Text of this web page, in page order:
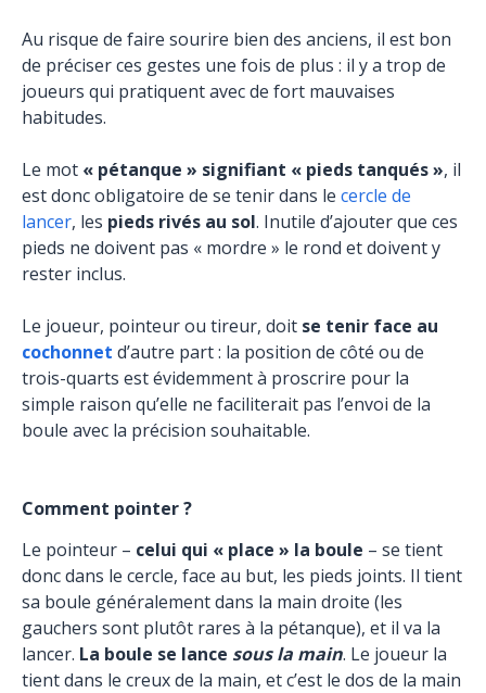
Au risque de faire sourire bien des anciens, il est bon
de préciser ces gestes une fois de plus : il y a trop de
joueurs qui pratiquent avec de fort mauvaises
habitudes.
Le mot « pétanque » signifiant « pieds tanqués », il
est donc obligatoire de se tenir dans le cercle de
lancer, les pieds rivés au sol. Inutile d’ajouter que ces
pieds ne doivent pas « mordre » le rond et doivent y
rester inclus.
Le joueur, pointeur ou tireur, doit se tenir face au
cochonnet d’autre part : la position de côté ou de
trois-quarts est évidemment à proscrire pour la
simple raison qu’elle ne faciliterait pas l’envoi de la
boule avec la précision souhaitable.
Comment pointer ?
Le pointeur – celui qui « place » la boule – se tient
donc dans le cercle, face au but, les pieds joints. Il tient
sa boule généralement dans la main droite (les
gauchers sont plutôt rares à la pétanque), et il va la
lancer. La boule se lance sous la main. Le joueur la
tient dans le creux de la main, et c’est le dos de la main